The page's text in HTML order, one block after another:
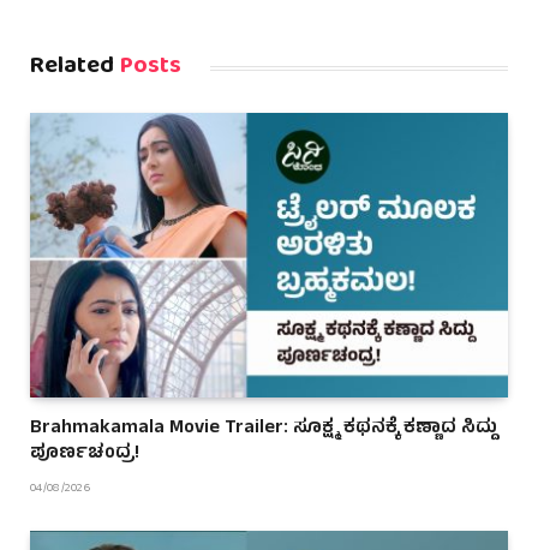
Related Posts
Brahmakamala Movie Trailer: ಸೂಕ್ಷ್ಮ ಕಥನಕ್ಕೆ ಕಣ್ಣಾದ ಸಿದ್ದು
ಪೂರ್ಣಚಂದ್ರ!
04/08/2026